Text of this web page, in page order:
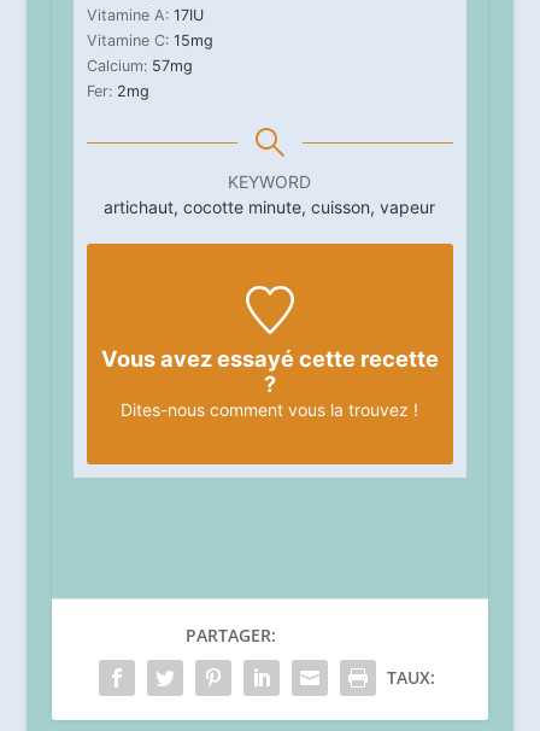
Vitamine A: 17IU
Vitamine C: 15mg
Calcium: 57mg
Fer: 2mg
KEYWORD
artichaut, cocotte minute, cuisson, vapeur
Vous avez essayé cette recette
?
Dites-nous comment vous la trouvez !
PARTAGER:
TAUX: